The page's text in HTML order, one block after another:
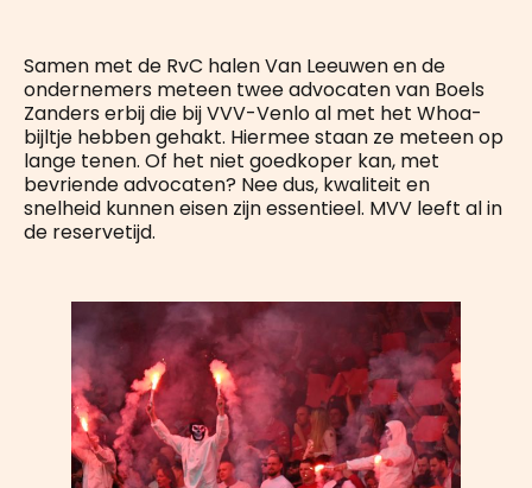
Samen met de RvC halen Van Leeuwen en de
ondernemers meteen twee advocaten van Boels
Zanders erbij die bij VVV-Venlo al met het Whoa-
bijltje hebben gehakt. Hiermee staan ze meteen op
lange tenen. Of het niet goedkoper kan, met
bevriende advocaten? Nee dus, kwaliteit en
snelheid kunnen eisen zijn essentieel. MVV leeft al in
de reservetijd.